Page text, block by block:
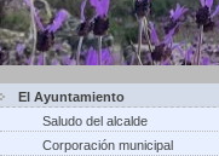
El Ayuntamiento
Saludo del alcalde
Corporación municipal